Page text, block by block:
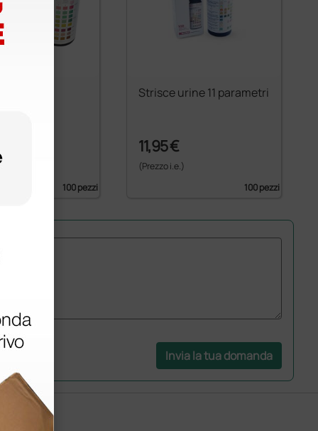
100 pezzi
Strisce urine 11 parametri
11,95 €
(Prezzo i.e.)
100 pezzi
Invia la tua domanda